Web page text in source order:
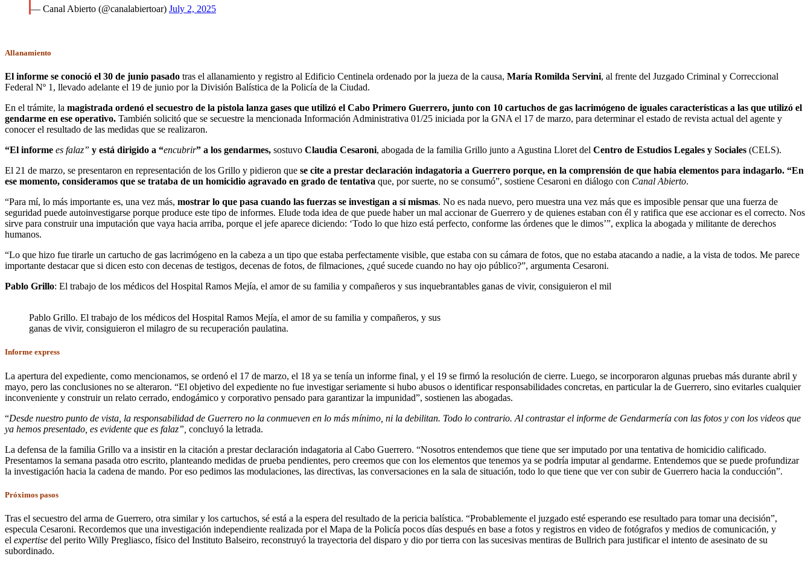
— Canal Abierto (@canalabiertoar) July 2, 2025
Allanamiento
El informe se conoció el 30 de junio pasado tras el allanamiento y registro al Edificio Centinela ordenado por la jueza de la causa, María Romilda Servini, al frente del Juzgado Criminal y Correccional
Federal Nº 1, llevado adelante el 19 de junio por la División Balística de la Policía de la Ciudad.
En el trámite, la magistrada ordenó el secuestro de la pistola lanza gases que utilizó el Cabo Primero Guerrero, junto con 10 cartuchos de gas lacrimógeno de iguales características a las que utilizó el
gendarme en ese operativo. También solicitó que se secuestre la mencionada Información Administrativa 01/25 iniciada por la GNA el 17 de marzo, para determinar el estado de revista actual del agente y
conocer el resultado de las medidas que se realizaron.
“El informe es falaz” y está dirigido a “encubrir” a los gendarmes, sostuvo Claudia Cesaroni, abogada de la familia Grillo junto a Agustina Lloret del Centro de Estudios Legales y Sociales (CELS).
El 21 de marzo, se presentaron en representación de los Grillo y pidieron que se cite a prestar declaración indagatoria a Guerrero porque, en la comprensión de que había elementos para indagarlo. “En
ese momento, consideramos que se trataba de un homicidio agravado en grado de tentativa que, por suerte, no se consumó”, sostiene Cesaroni en diálogo con Canal Abierto.
“Para mí, lo más importante es, una vez más, mostrar lo que pasa cuando las fuerzas se investigan a sí mismas. No es nada nuevo, pero muestra una vez más que es imposible pensar que una fuerza de
seguridad puede autoinvestigarse porque produce este tipo de informes. Elude toda idea de que puede haber un mal accionar de Guerrero y de quienes estaban con él y ratifica que ese accionar es el correcto. Nos
sirve para construir una imputación que vaya hacia arriba, porque el jefe aparece diciendo: ‘Todo lo que hizo está perfecto, conforme las órdenes que le dimos’”, explica la abogada y militante de derechos
humanos.
“Lo que hizo fue tirarle un cartucho de gas lacrimógeno en la cabeza a un tipo que estaba perfectamente visible, que estaba con su cámara de fotos, que no estaba atacando a nadie, a la vista de todos. Me parece
importante destacar que si dicen esto con decenas de testigos, decenas de fotos, de filmaciones, ¿qué sucede cuando no hay ojo público?”, argumenta Cesaroni.
Pablo Grillo: El trabajo de los médicos del Hospital Ramos Mejía, el amor de su familia y compañeros y sus inquebrantables ganas de vivir, consiguieron el mil
Pablo Grillo. El trabajo de los médicos del Hospital Ramos Mejía, el amor de su familia y compañeros, y sus
ganas de vivir, consiguieron el milagro de su recuperación paulatina.
Informe express
La apertura del expediente, como mencionamos, se ordenó el 17 de marzo, el 18 ya se tenía un informe final, y el 19 se firmó la resolución de cierre. Luego, se incorporaron algunas pruebas más durante abril y
mayo, pero las conclusiones no se alteraron. “El objetivo del expediente no fue investigar seriamente si hubo abusos o identificar responsabilidades concretas, en particular la de Guerrero, sino evitarles cualquier
inconveniente y construir un relato cerrado, endogámico y corporativo pensado para garantizar la impunidad”, sostienen las abogadas.
“Desde nuestro punto de vista, la responsabilidad de Guerrero no la conmueven en lo más mínimo, ni la debilitan. Todo lo contrario. Al contrastar el informe de Gendarmería con las fotos y con los videos que
ya hemos presentado, es evidente que es falaz”, concluyó la letrada.
La defensa de la familia Grillo va a insistir en la citación a prestar declaración indagatoria al Cabo Guerrero. “Nosotros entendemos que tiene que ser imputado por una tentativa de homicidio calificado.
Presentamos la semana pasada otro escrito, planteando medidas de prueba pendientes, pero creemos que con los elementos que tenemos ya se podría imputar al gendarme. Entendemos que se puede profundizar
la investigación hacia la cadena de mando. Por eso pedimos las modulaciones, las directivas, las conversaciones en la sala de situación, todo lo que tiene que ver con subir de Guerrero hacia la conducción”.
Próximos pasos
Tras el secuestro del arma de Guerrero, otra similar y los cartuchos, sé está a la espera del resultado de la pericia balística. “Probablemente el juzgado esté esperando ese resultado para tomar una decisión”,
especula Cesaroni. Recordemos que una investigación independiente realizada por el Mapa de la Policía pocos días después en base a fotos y registros en video de fotógrafos y medios de comunicación, y
el expertise del perito Willy Pregliasco, físico del Instituto Balseiro, reconstruyó la trayectoria del disparo y dio por tierra con las sucesivas mentiras de Bullrich para justificar el intento de asesinato de su
subordinado.